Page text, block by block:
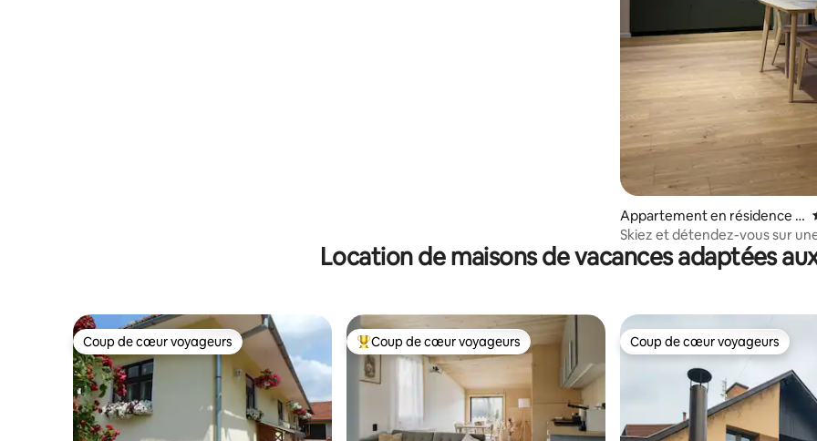
Appartement en résidence ⋅
Liptovský Mikuláš
Skiez et détendez-vous sur
estivale
Location de maisons de vacances adaptées
Coup de cœur voyageurs
Coup de cœur voyageurs Coups de cœur voyageurs les plus appréciés
Coup de cœur voyageurs Coup de cœur voyageurs
Coup de cœur voyageurs